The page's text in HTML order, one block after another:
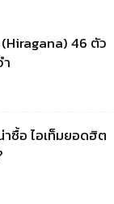
46 ตัว
ซื้อ ไอเท็มยอดฮิต